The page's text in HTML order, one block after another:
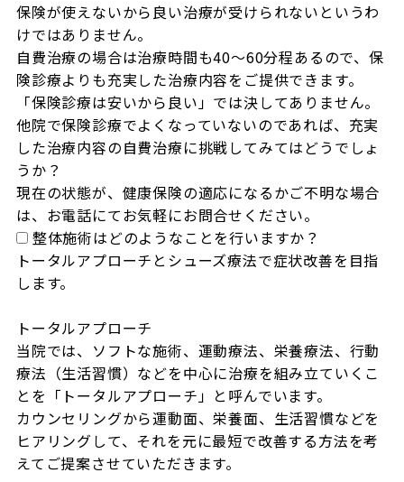
保険が使えないから良い治療が受けられないというわ
けではありません。
自費治療の場合は治療時間も40～60分程あるので、保
険診療よりも充実した治療内容をご提供できます。
「保険診療は安いから良い」では決してありません。
他院で保険診療でよくなっていないのであれば、充実
した治療内容の自費治療に挑戦してみてはどうでしょ
うか？
現在の状態が、健康保険の適応になるかご不明な場合
は、お電話にてお気軽にお問合せください。
整体施術はどのようなことを行いますか？
トータルアプローチとシューズ療法で症状改善を目指
します。
トータルアプローチ
当院では、ソフトな施術、運動療法、栄養療法、行動
療法（生活習慣）などを中心に治療を組み立ていくこ
とを「トータルアプローチ」と呼んでいます。
カウンセリングから運動面、栄養面、生活習慣などを
ヒアリングして、それを元に最短で改善する方法を考
えてご提案させていただきます。